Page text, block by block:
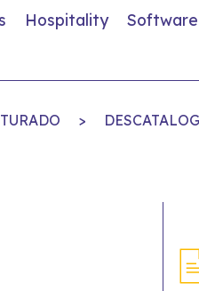
Hospitality Software
>